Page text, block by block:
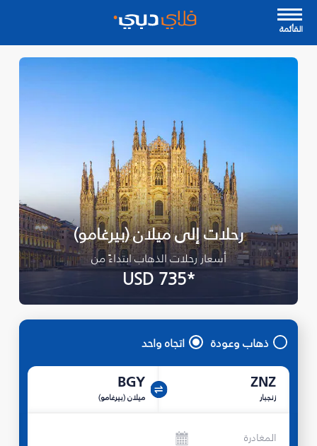
القأئمة
رحلات إلى ميلان (بيرغامو)
أسعار رحلات الذهاب ابتداءً من
*USD 735
ذهاب وعودة اتجاه واحد
ZNZ
زنجبار
BGY
ميلان (بيرغامو)
المغادرة